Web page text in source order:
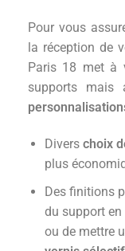
Pour vous
la réception de
Paris 18 met à
supports mais
Divers choix
plus
Des finitions
du support
ou de mettre